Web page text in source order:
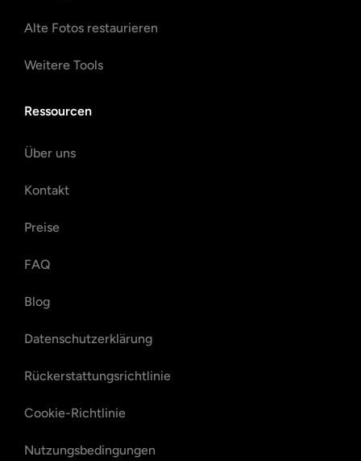
Alte Fotos restaurieren
Weitere Tools
Ressourcen
Über uns
Kontakt
Preise
FAQ
Blog
Datenschutzerklärung
Rückerstattungsrichtlinie
Cookie-Richtlinie
Nutzungsbedingungen